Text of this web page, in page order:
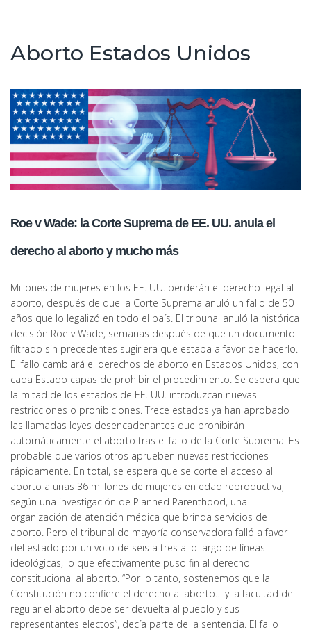
Comunidad LGBT
Contacto
Aborto Estados Unidos
Roe v Wade: la Corte Suprema de EE. UU. anula el
derecho al aborto y mucho más
Millones de mujeres en los EE. UU. perderán el derecho legal al
aborto, después de que la Corte Suprema anuló un fallo de 50
años que lo legalizó en todo el país. El tribunal anuló la histórica
decisión Roe v Wade, semanas después de que un documento
filtrado sin precedentes sugiriera que estaba a favor de hacerlo.
El fallo cambiará el derechos de aborto en Estados Unidos, con
cada Estado capas de prohibir el procedimiento. Se espera que
la mitad de los estados de EE. UU. introduzcan nuevas
restricciones o prohibiciones. Trece estados ya han aprobado
las llamadas leyes desencadenantes que prohibirán
automáticamente el aborto tras el fallo de la Corte Suprema. Es
probable que varios otros aprueben nuevas restricciones
rápidamente. En total, se espera que se corte el acceso al
aborto a unas 36 millones de mujeres en edad reproductiva,
según una investigación de Planned Parenthood, una
organización de atención médica que brinda servicios de
aborto. Pero el tribunal de mayoría conservadora falló a favor
del estado por un voto de seis a tres a lo largo de líneas
ideológicas, lo que efectivamente puso fin al derecho
constitucional al aborto. “Por lo tanto, sostenemos que la
Constitución no confiere el derecho al aborto… y la facultad de
regular el aborto debe ser devuelta al pueblo y sus
representantes electos”, decía parte de la sentencia. El fallo